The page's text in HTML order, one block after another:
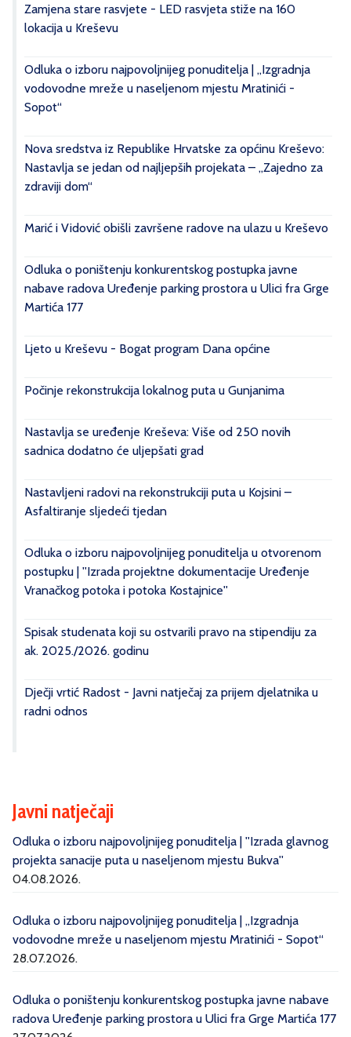
Zamjena stare rasvjete - LED rasvjeta stiže na 160
lokacija u Kreševu
Odluka o izboru najpovoljnijeg ponuditelja | „Izgradnja
vodovodne mreže u naseljenom mjestu Mratinići -
Sopot“
Nova sredstva iz Republike Hrvatske za općinu Kreševo:
Nastavlja se jedan od najljepših projekata – „Zajedno za
zdraviji dom“
Marić i Vidović obišli završene radove na ulazu u Kreševo
Odluka o poništenju konkurentskog postupka javne
nabave radova Uređenje parking prostora u Ulici fra Grge
Martića 177
Ljeto u Kreševu - Bogat program Dana općine
Počinje rekonstrukcija lokalnog puta u Gunjanima
Nastavlja se uređenje Kreševa: Više od 250 novih
sadnica dodatno će uljepšati grad
Nastavljeni radovi na rekonstrukciji puta u Kojsini –
Asfaltiranje sljedeći tjedan
Odluka o izboru najpovoljnijeg ponuditelja u otvorenom
postupku | ''Izrada projektne dokumentacije Uređenje
Vranačkog potoka i potoka Kostajnice''
Spisak studenata koji su ostvarili pravo na stipendiju za
ak. 2025./2026. godinu
Dječji vrtić Radost - Javni natječaj za prijem djelatnika u
radni odnos
Javni natječaji
Odluka o izboru najpovoljnijeg ponuditelja | ''Izrada glavnog
projekta sanacije puta u naseljenom mjestu Bukva''
04.08.2026.
Odluka o izboru najpovoljnijeg ponuditelja | „Izgradnja
vodovodne mreže u naseljenom mjestu Mratinići - Sopot“
28.07.2026.
Odluka o poništenju konkurentskog postupka javne nabave
radova Uređenje parking prostora u Ulici fra Grge Martića 177